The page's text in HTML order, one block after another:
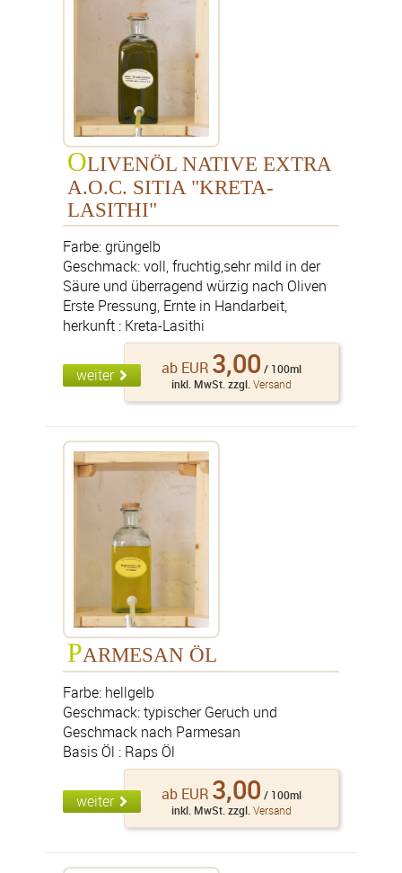
OLIVENÖL NATIVE EXTRA
A.O.C. SITIA "KRETA-
LASITHI"
Farbe: grüngelb
Geschmack: voll, fruchtig,sehr mild in der
Säure und überragend würzig nach Oliven
Erste Pressung, Ernte in Handarbeit,
herkunft : Kreta-Lasithi
ab EUR 3,00 / 100ml
inkl. MwSt. zzgl. Versand
weiter
PARMESAN ÖL
Farbe: hellgelb
Geschmack: typischer Geruch und
Geschmack nach Parmesan
Basis Öl : Raps Öl
ab EUR 3,00 / 100ml
inkl. MwSt. zzgl. Versand
weiter